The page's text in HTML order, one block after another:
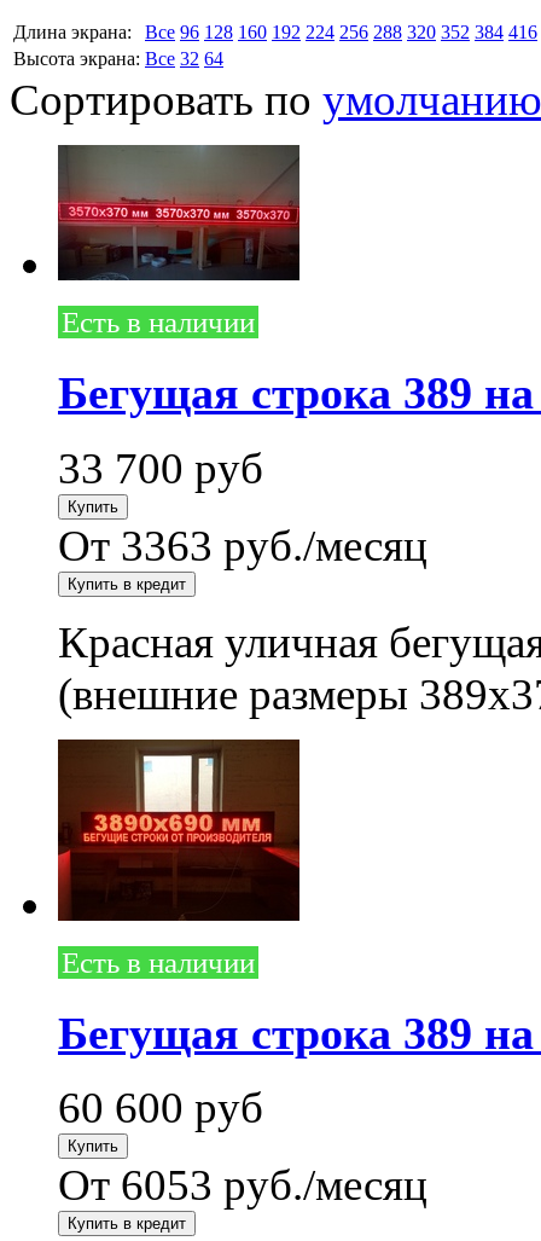
Длина экрана: Все 96 128 160 192 224 256 288 320 352 384 416
Высота экрана: Все 32 64
Сортировать по умолчанию
Есть в наличии
Бегущая строка 389
33 700 руб
От 3363 руб./месяц
Красная уличная
(внешние размеры
Есть в наличии
Бегущая строка 389
60 600 руб
От 6053 руб./месяц